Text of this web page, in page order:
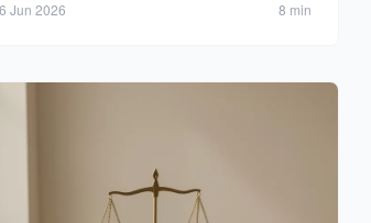
Jun 2026 8 min